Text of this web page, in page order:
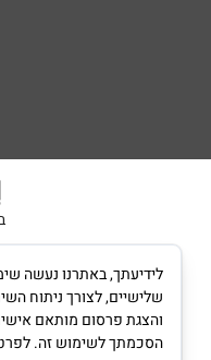
שלישיים, לצורך ניתוח
והצגת פרסום מותאם
הסכמתך לשימוש זה.